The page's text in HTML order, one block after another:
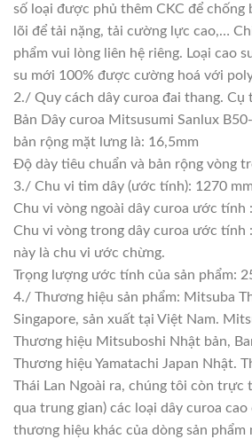
số loại được phủ thêm CKC để chống
lõi để tải nặng, tải cường lực cao,…
phẩm vui lòng liên hệ riêng. Loại cao
su mới 100% được cường hoá với
2./ Quy cách dây curoa đai thang. Cụ
Bản Dây curoa Mitsusumi Sanlux
bản rộng mặt lưng là: 16,5mm
Độ dày tiêu chuẩn và bản rộng vòng
3./ Chu vi tim dây (ước tính): 1270
Chu vi vòng ngoài dây curoa ước tính
Chu vi vòng trong dây curoa ước tính
này là chu vi ước chừng.
Trọng lượng ước tính của sản phẩm:
4./ Thương hiệu sản phẩm: Mitsuba
Singapore, sản xuất tại Việt Nam.
Thương hiệu Mitsuboshi Nhật bản,
Thương hiệu Yamatachi Japan Nhật.
Thái Lan Ngoài ra, chúng tôi còn trực
qua trung gian) các loại dây curoa
thương hiệu khác của dòng sản phẩm